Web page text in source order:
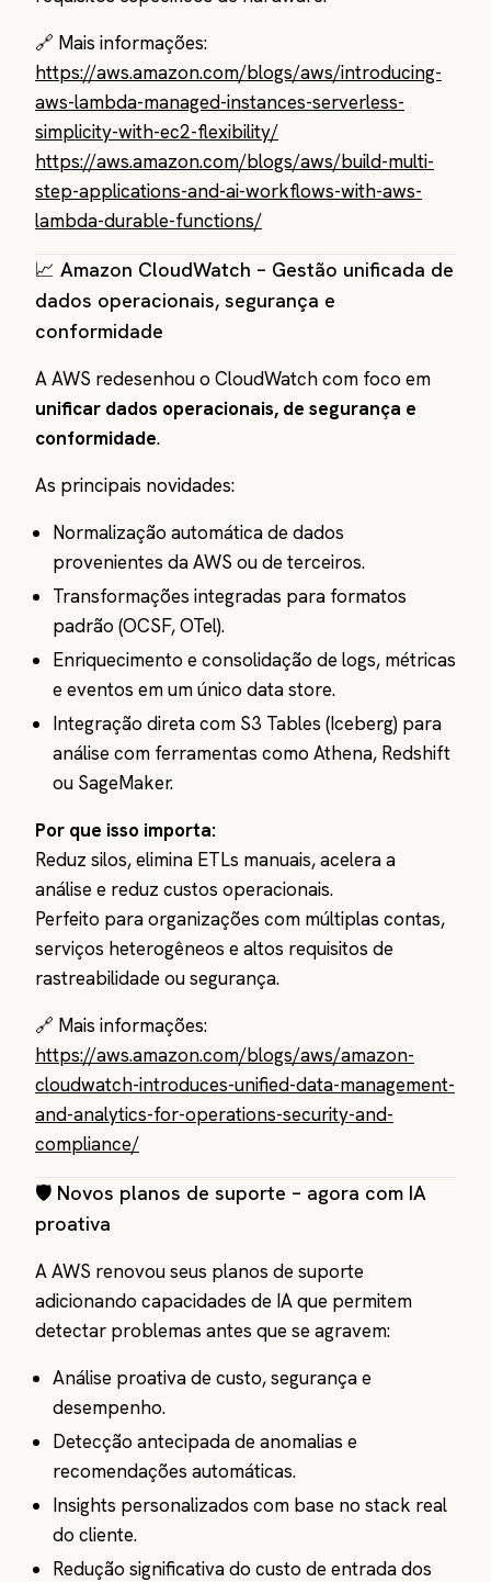
🔗 Mais informações:
https://aws.amazon.com/blogs/aws/introducing-
aws-lambda-managed-instances-serverless-
simplicity-with-ec2-flexibility/
https://aws.amazon.com/blogs/aws/build-multi-
step-applications-and-ai-workflows-with-aws-
lambda-durable-functions/
📈 Amazon CloudWatch – Gestão unificada de
dados operacionais, segurança e
conformidade
A AWS redesenhou o CloudWatch com foco em
unificar dados operacionais, de segurança e
conformidade.
As principais novidades:
Normalização automática de dados
provenientes da AWS ou de terceiros.
Transformações integradas para formatos
padrão (OCSF, OTel).
Enriquecimento e consolidação de logs, métricas
e eventos em um único data store.
Integração direta com S3 Tables (Iceberg) para
análise com ferramentas como Athena, Redshift
ou SageMaker.
Por que isso importa:
Reduz silos, elimina ETLs manuais, acelera a
análise e reduz custos operacionais.
Perfeito para organizações com múltiplas contas,
serviços heterogêneos e altos requisitos de
rastreabilidade ou segurança.
🔗 Mais informações:
https://aws.amazon.com/blogs/aws/amazon-
cloudwatch-introduces-unified-data-management-
and-analytics-for-operations-security-and-
compliance/
🛡️ Novos planos de suporte – agora com IA
proativa
A AWS renovou seus planos de suporte
adicionando capacidades de IA que permitem
detectar problemas antes que se agravem:
Análise proativa de custo, segurança e
desempenho.
Detecção antecipada de anomalias e
recomendações automáticas.
Insights personalizados com base no stack real
do cliente.
Redução significativa do custo de entrada dos